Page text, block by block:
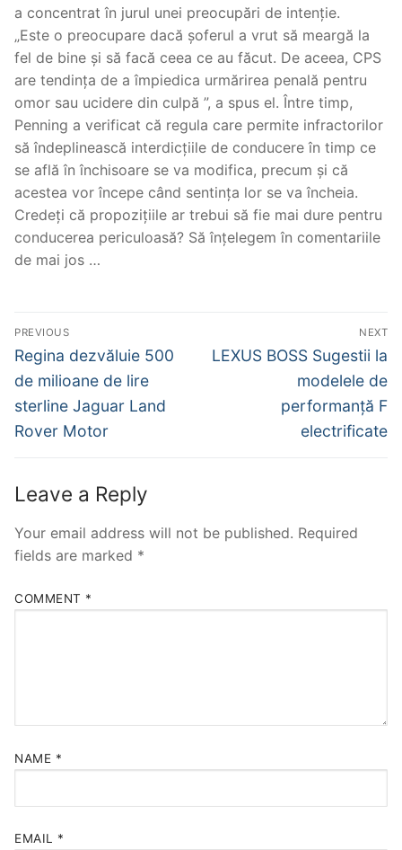
a concentrat în jurul unei preocupări de intenție.
„Este o preocupare dacă șoferul a vrut să meargă la
fel de bine și să facă ceea ce au făcut. De aceea, CPS
are tendința de a împiedica urmărirea penală pentru
omor sau ucidere din culpă ”, a spus el. Între timp,
Penning a verificat că regula care permite infractorilor
să îndeplinească interdicțiile de conducere în timp ce
se află în închisoare se va modifica, precum și că
acestea vor începe când sentința lor se va încheia.
Credeți că propozițiile ar trebui să fie mai dure pentru
conducerea periculoasă? Să înțelegem în comentariile
de mai jos …
Post
navigation
PREVIOUS
Previous
post:
Regina dezvăluie 500
de milioane de lire
sterline Jaguar Land
Rover Motor
NEXT
Next
LEXUS BOSS Sugestii la
modelele de
performanță F
electrificate
Leave a Reply
Your email address will not be published. Required
fields are marked *
COMMENT *
NAME *
EMAIL *